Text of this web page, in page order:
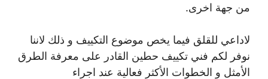
من جهة اخرى.
لاداعي للقلق فيما يخص موضوع التكييف و ذلك لاننا
نوفر لكم فني تكييف حطين القادر على معرفة الطرق
الأمثل و الخطوات الأكثر فعالية عند اجراء